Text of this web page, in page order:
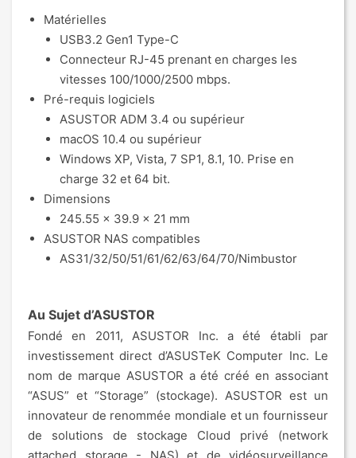
Matérielles
USB3.2 Gen1 Type-C
Connecteur RJ-45 prenant en charges les
vitesses 100/1000/2500 mbps.
Pré-requis logiciels
ASUSTOR ADM 3.4 ou supérieur
macOS 10.4 ou supérieur
Windows XP, Vista, 7 SP1, 8.1, 10. Prise en
charge 32 et 64 bit.
Dimensions
245.55 x 39.9 x 21 mm
ASUSTOR NAS compatibles
AS31/32/50/51/61/62/63/64/70/Nimbustor
Au Sujet d’ASUSTOR
Fondé en 2011, ASUSTOR Inc. a été établi par
investissement direct d’ASUSTeK Computer Inc. Le
nom de marque ASUSTOR a été créé en associant
“ASUS” et “Storage” (stockage). ASUSTOR est un
innovateur de renommée mondiale et un fournisseur
de solutions de stockage Cloud privé (network